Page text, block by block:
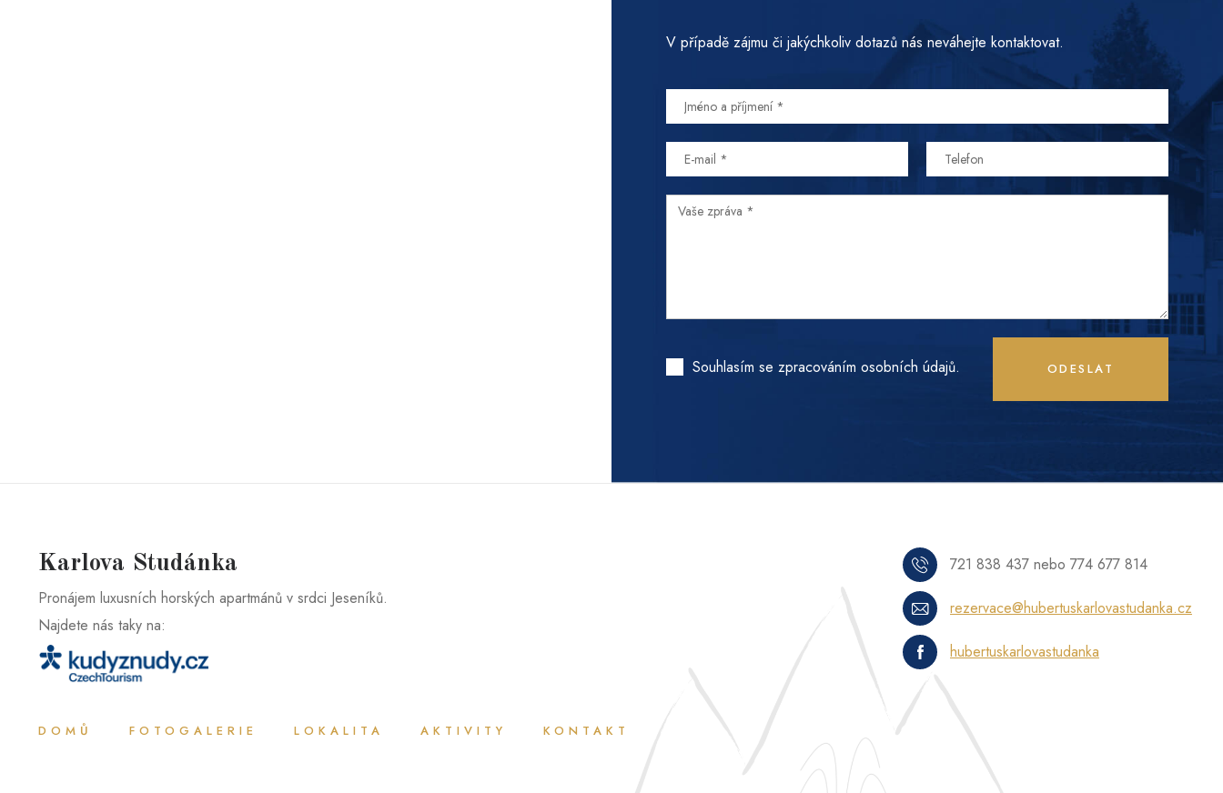
V případě zájmu či jakýchkoliv dotazů nás neváhejte kontaktovat.
Souhlasím se zpracováním osobních údajů.
Karlova Studánka
Pronájem luxusních horských apartmánů v srdci Jeseníků.
Najdete nás taky na:
DOMŮ FOTOGALERIE LOKALITA AKTIVITY KONTAKT
721 838 437 nebo 774 677 814
rezervace@hubertuskarlovastudanka.cz
hubertuskarlovastudanka